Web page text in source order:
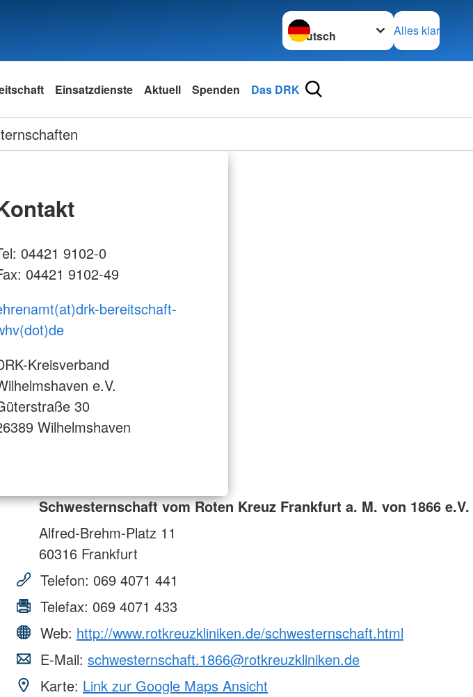
Sprache wechseln zu
Alles klar
Einsatzdienste Aktuell Spenden Das DRK
04421 9102-0
04421 9102-49
bereitschaft-
Kreisverband
e.V.
30
Wilhelmshaven
Schwesternschaft vom Roten Kreuz Frankfurt a. M. von 1866 e.V.
Alfred-Brehm-Platz 11
60316 Frankfurt
Telefon: 069 4071 441
Telefax: 069 4071 433
Web: http://www.rotkreuzkliniken.de/schwesternschaft.html
E-Mail: schwesternschaft.1866@rotkreuzkliniken.de
Karte: Link zur Google Maps Ansicht